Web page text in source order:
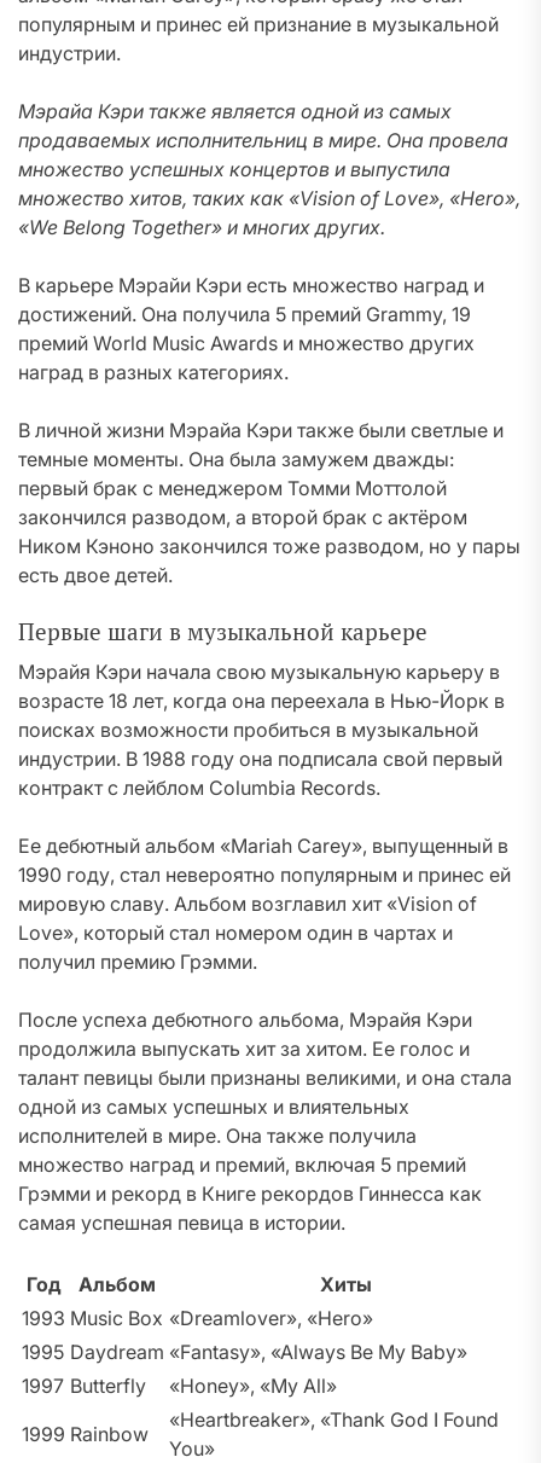
популярным и принес ей признание в музыкальной
индустрии.
Мэрайа Кэри также является одной из самых
продаваемых исполнительниц в мире. Она провела
множество успешных концертов и выпустила
множество хитов, таких как «Vision of Love», «Hero»,
«We Belong Together» и многих других.
В карьере Мэрайи Кэри есть множество наград и
достижений. Она получила 5 премий Grammy, 19
премий World Music Awards и множество других
наград в разных категориях.
В личной жизни Мэрайа Кэри также были светлые и
темные моменты. Она была замужем дважды:
первый брак с менеджером Томми Моттолой
закончился разводом, а второй брак с актёром
Ником Кэноно закончился тоже разводом, но у пары
есть двое детей.
Первые шаги в музыкальной карьере
Мэрайя Кэри начала свою музыкальную карьеру в
возрасте 18 лет, когда она переехала в Нью-Йорк в
поисках возможности пробиться в музыкальной
индустрии. В 1988 году она подписала свой первый
контракт с лейблом Columbia Records.
Ее дебютный альбом «Mariah Carey», выпущенный в
1990 году, стал невероятно популярным и принес ей
мировую славу. Альбом возглавил хит «Vision of
Love», который стал номером один в чартах и
получил премию Грэмми.
После успеха дебютного альбома, Мэрайя Кэри
продолжила выпускать хит за хитом. Ее голос и
талант певицы были признаны великими, и она стала
одной из самых успешных и влиятельных
исполнителей в мире. Она также получила
множество наград и премий, включая 5 премий
Грэмми и рекорд в Книге рекордов Гиннесса как
самая успешная певица в истории.
Год Альбом
Хиты
1993 Music Box «Dreamlover», «Hero»
1995 Daydream «Fantasy», «Always Be My Baby»
1997 Butterfly
«Honey», «My All»
1999 Rainbow
«Heartbreaker», «Thank God I Found
You»